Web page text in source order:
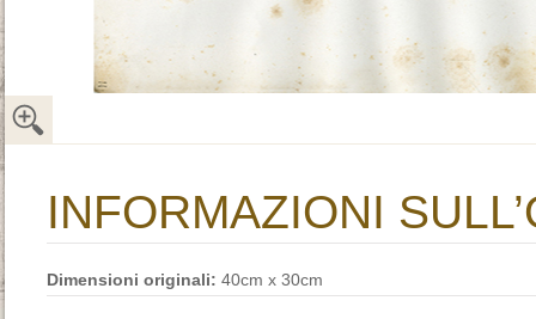
INFORMAZIONI
Dimensioni originali: 40cm x 30cm